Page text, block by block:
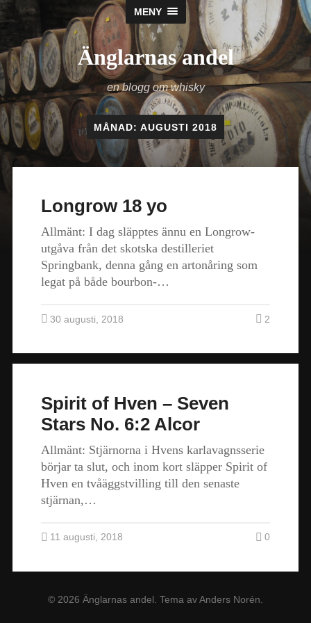
MENY
Änglarnas andel
en blogg om whisky
MÅNAD: AUGUSTI 2018
Longrow 18 yo
Allmänt: I dag släpptes ännu en Longrow-
utgåva från det skotska destilleriet
Springbank, denna gång en artonåring som
legat på både bourbon-…
30 augusti, 2018 2
Spirit of Hven – Seven
Stars No. 6:2 Alcor
Allmänt: Stjärnorna i Hvens karlavagnsserie
börjar ta slut, och inom kort släpper Spirit of
Hven en tvåäggstvilling till den senaste
stjärnan,…
11 augusti, 2018 0
© 2026 Änglarnas andel . Tema avAnders Norén